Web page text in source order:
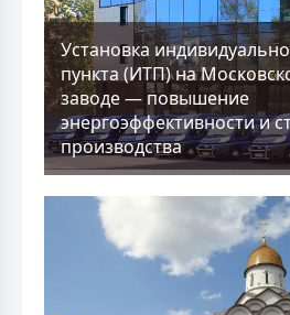
Установка
пункта (ИТП) на
заводе — повышение
энергоэффективности и
производства